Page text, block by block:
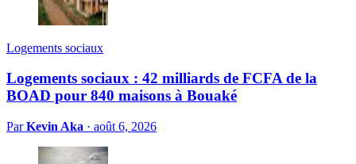
Logements sociaux
Logements sociaux : 42 milliards de FCFA de la
BOAD pour 840 maisons à Bouaké
ParKevin Aka · août 6, 2026